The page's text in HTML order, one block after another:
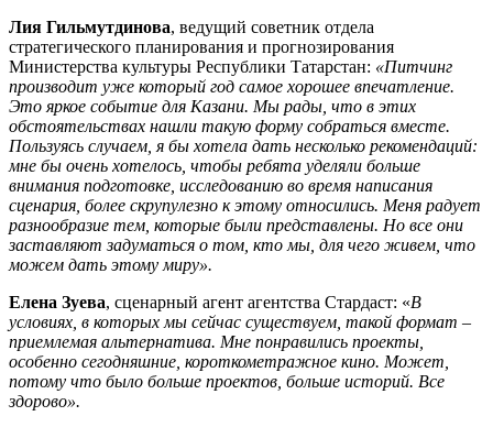
Лия Гильмутдинова, ведущий советник отдела
стратегического планирования и прогнозирования
Министерства культуры Республики Татарстан: «Питчинг
производит уже который год самое хорошее впечатление.
Это яркое событие для Казани. Мы рады, что в этих
обстоятельствах нашли такую форму собраться вместе.
Пользуясь случаем, я бы хотела дать несколько рекомендаций:
мне бы очень хотелось, чтобы ребята уделяли больше
внимания подготовке, исследованию во время написания
сценария, более скрупулезно к этому относились. Меня радует
разнообразие тем, которые были представлены. Но все они
заставляют задуматься о том, кто мы, для чего живем, что
можем дать этому миру».
Елена Зуева, сценарный агент агентства Стардаст: «В
условиях, в которых мы сейчас существуем, такой формат –
приемлемая альтернатива. Мне понравились проекты,
особенно сегодняшние, короткометражное кино. Может,
потому что было больше проектов, больше историй. Все
здорово».